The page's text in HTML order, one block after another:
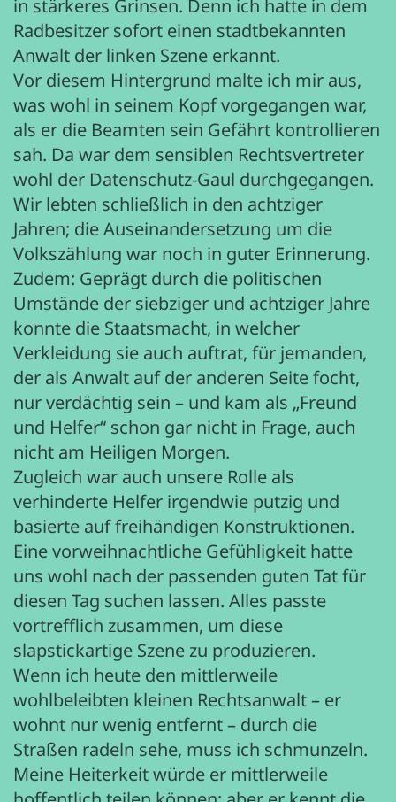
in stärkeres Grinsen. Denn ich hatte in dem
Radbesitzer sofort einen stadtbekannten
Anwalt der linken Szene erkannt.
Vor diesem Hintergrund malte ich mir aus,
was wohl in seinem Kopf vorgegangen war,
als er die Beamten sein Gefährt kontrollieren
sah. Da war dem sensiblen Rechtsvertreter
wohl der Datenschutz-Gaul durchgegangen.
Wir lebten schließlich in den achtziger
Jahren; die Auseinandersetzung um die
Volkszählung war noch in guter Erinnerung.
Zudem: Geprägt durch die politischen
Umstände der siebziger und achtziger Jahre
konnte die Staatsmacht, in welcher
Verkleidung sie auch auftrat, für jemanden,
der als Anwalt auf der anderen Seite focht,
nur verdächtig sein – und kam als „Freund
und Helfer“ schon gar nicht in Frage, auch
nicht am Heiligen Morgen.
Zugleich war auch unsere Rolle als
verhinderte Helfer irgendwie putzig und
basierte auf freihändigen Konstruktionen.
Eine vorweihnachtliche Gefühligkeit hatte
uns wohl nach der passenden guten Tat für
diesen Tag suchen lassen. Alles passte
vortrefflich zusammen, um diese
slapstickartige Szene zu produzieren.
Wenn ich heute den mittlerweile
wohlbeleibten kleinen Rechtsanwalt – er
wohnt nur wenig entfernt – durch die
Straßen radeln sehe, muss ich schmunzeln.
Meine Heiterkeit würde er mittlerweile